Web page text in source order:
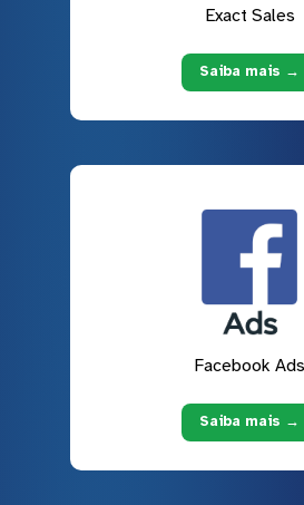
Exact Sales
Saiba mais →
Facebook Ads
Saiba mais →